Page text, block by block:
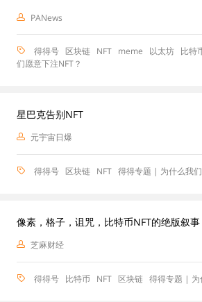
PANews
得得号 区块链 NFT meme 以太坊 比特
们愿意下注NFT？
星巴克告别NFT
元宇宙日爆
得得号 区块链 NFT 得得专题 | 为什么我
像素，格子，诅咒，比特币NFT的绝版叙事
芝麻财经
得得号 比特币 NFT 区块链 得得专题 | 为